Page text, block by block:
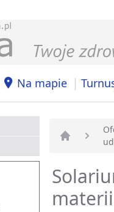
Na mapie |
Strona